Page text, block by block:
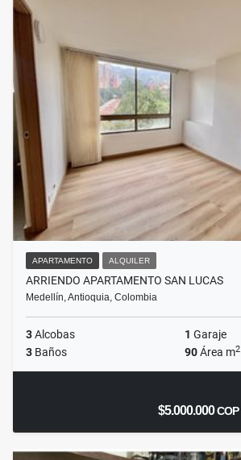
APARTAMENTO ALQUILER
ARRIENDO APARTAMENTO SAN LUCAS
Medellín, Antioquia, Colombia
3Alcobas 1 Garaje
3 Baños 90Área m2
$5.000.000COP